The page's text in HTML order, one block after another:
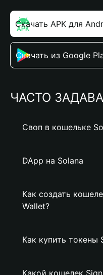
Скачать APK для
Скачать из Google
ЧАСТО
Своп в кошельке
DApp на Solana
Как создать
Wallet?
Как купить токены
Какой кошелек